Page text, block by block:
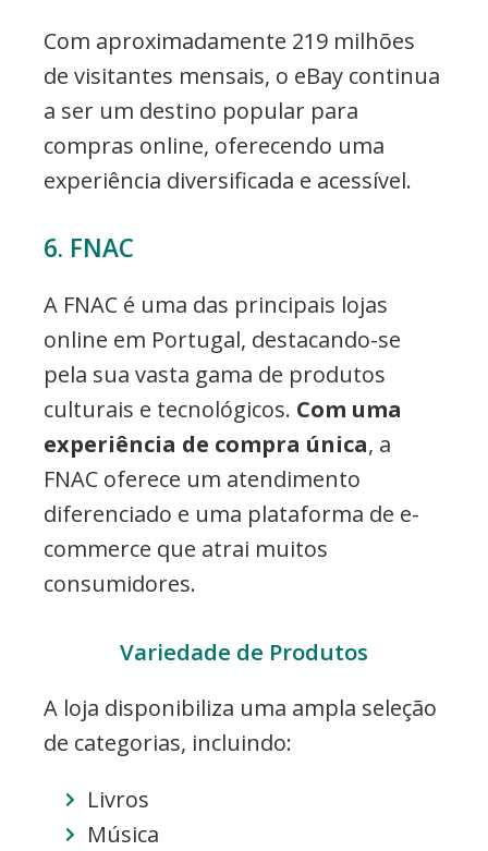
Com aproximadamente 219 milhões
de visitantes mensais, o eBay continua
a ser um destino popular para
compras online, oferecendo uma
experiência diversificada e acessível.
6. FNAC
A FNAC é uma das principais lojas
online em Portugal, destacando-se
pela sua vasta gama de produtos
culturais e tecnológicos. Com uma
experiência de compra única, a
FNAC oferece um atendimento
diferenciado e uma plataforma de e-
commerce que atrai muitos
consumidores.
Variedade de Produtos
A loja disponibiliza uma ampla seleção
de categorias, incluindo:
Livros
Música